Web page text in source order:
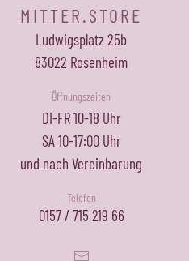
MITTER.STORE
Ludwigsplatz 25b
83022 Rosenheim
Öffnungszeiten
DI-FR 10-18 Uhr
SA 10-17:00 Uhr
und nach Vereinbarung
Telefon
0157 / 715 219 66